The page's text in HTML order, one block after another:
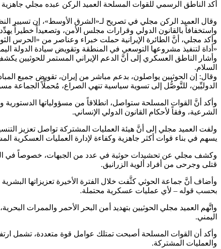
أكد الناطق الرسمي للقوات المسلحة العميد الركن عبده مجلي
وقال العميد الركن مجلي في تصريح لـ«الشرق الأوسط»، إن تسيير
واستخفافاً بالقانون الدولي وقرارات مجلس الأمن، وتصعيداً خطيراً
وأكد مجلي، أنَّ الطائرة الإيرانية حملت خبراء وعناصر من «الحرس
«أداة لتنفيذ مشروعها التوسعي في المنطقة وتقويض سيادة الدولة
وأشار الناطق العسكري إلى أنَّ الدعم الإيراني المستمر للحوثيين
السلام.
وقال: إن الحوثيين يواصلون، بدعم مباشر من إيران، تقويض جميع
الدوليِّين، للتَّوصُّل إلى تسوية سياسية تنهي الصراع، مُحملِّاً الجماعة
وأكد أنَّ القوات المسلحة ستواصل، انطلاقاً من مسؤولياتها الدستورية
الشرعية، وفقاً لأحكام القانون الدولي الإنساني.
ولفت العميد مجلي إلى أنَّ هيئة العمليات المشتركة تواصل تعزيز
يسهم في بناء قوات أكثر جاهزية وكفاءة لإدارة العمليات العسكرية
وكشف مجلي عن تحشيدات حوثية في عدد من الجبهات، خصوصاً في
قتلى وجرحى من أفراد ألوية الزرانيق.
وأضاف أنَّ جماعة الحوثي كثَّفت خلال الفترة الأخيرة تعزيزاتها
بحسب قوله – لأي عمليات عسكرية محتملة.
واتَّهم العميد مجلي الحوثيين بتهديد أمن البحر الأحمر والممرات
اليمني.
وأكد أن القوات المسلحة أصبحت تمتلك عوامل قوة متعددة، تشمل
والعمليات المشتركة.